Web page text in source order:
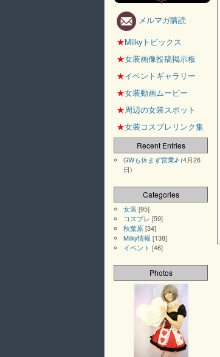
メルマガ購読
★Milkyトピックス
★女装画像投稿掲示板
★イベントギャラリー
★女装動画ムービー
★周辺の女装スポット
★女装コスプレリンク集
Recent Entries
GWも休まず営業♪ (4月26
日)
Categories
女装 [95]
コスプレ [59]
秋葉原 [34]
Milky情報 [138]
イベント [46]
Photos